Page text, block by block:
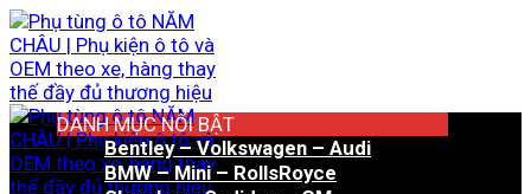
Bỏ
qua
nội
dung
DANH MỤC NỔI BẬT
Bentley – Volkswagen – Audi
BMW – Mini – RollsRoyce